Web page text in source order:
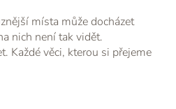
místa může docházet
nich není tak vidět.
Každé věci, kterou si přejeme